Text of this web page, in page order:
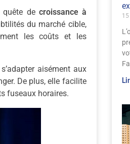
quête de croissance à
du marché cible,
les coûts et les
aisément aux
De plus, elle facilite
fuseaux horaires.